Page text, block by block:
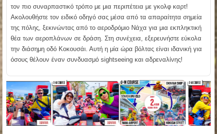
τον πιο συναρπαστικό τρόπο με μια περιπέτεια με γκολφ καρτ!
Ακολουθήστε τον ειδικό οδηγό σας μέσα από τα απαραίτητα σημεία
της πόλης, ξεκινώντας από το αεροδρόμιο Νάχα για μια εκπληκτική
θέα των αεροπλάνων σε δράση. Στη συνέχεια, εξερευνήστε εύκολα
την διάσημη οδό Κοκουσάι. Αυτή η μία ώρα βόλτας είναι ιδανική για
όσους θέλουν έναν συνδυασμό sightseeing και αδρεναλίνης!